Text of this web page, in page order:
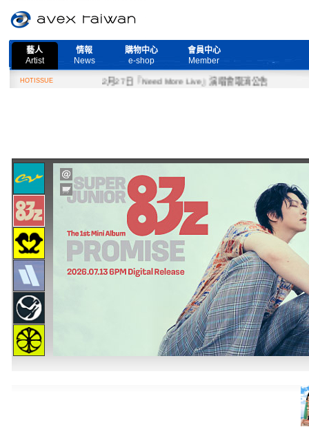
藝人
Artist
情報
News
購物中心
e-shop
會員中心
Member
HOTISSUE 2月27日『Need More Live』演唱會取消公告